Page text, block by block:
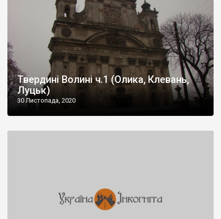
Твердині Волині ч.1 (Олика, Клевань,
Луцьк)
30 Листопада, 2020